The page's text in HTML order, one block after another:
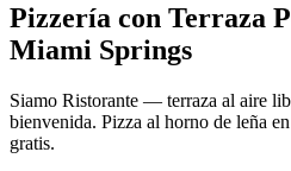
Pizzería con Terraza
Miami Springs
Siamo Ristorante — terraza al aire
bienvenida. Pizza al horno de leña
gratis.